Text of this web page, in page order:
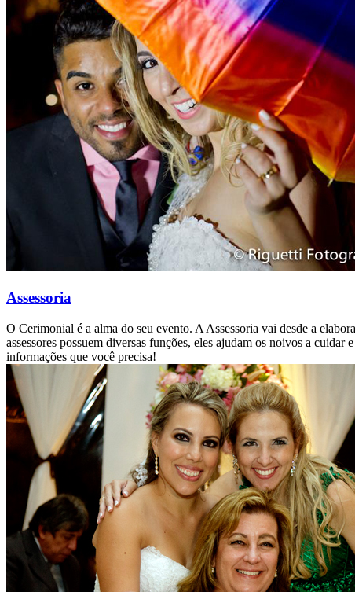
Assessoria
O Cerimonial é a alma do seu evento. A Assessoria vai desde a
assessores possuem diversas funções, eles ajudam os noivos a
informações que você precisa!